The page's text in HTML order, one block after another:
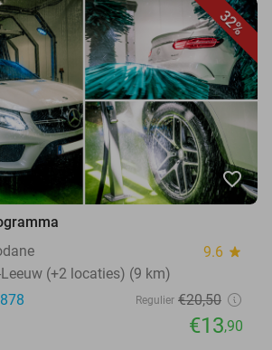
32%
favorite_border
9.6 star
(+2 locaties) (9 km)
Regulier €20,50
€13,90